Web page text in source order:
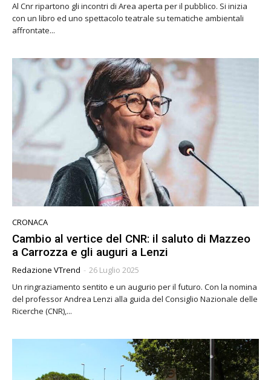
Al Cnr ripartono gli incontri di Area aperta per il pubblico. Si inizia
con un libro ed uno spettacolo teatrale su tematiche ambientali
affrontate...
CRONACA
Cambio al vertice del CNR: il saluto di Mazzeo
a Carrozza e gli auguri a Lenzi
Redazione VTrend - 26 Luglio 2025
Un ringraziamento sentito e un augurio per il futuro. Con la nomina
del professor Andrea Lenzi alla guida del Consiglio Nazionale delle
Ricerche (CNR),...